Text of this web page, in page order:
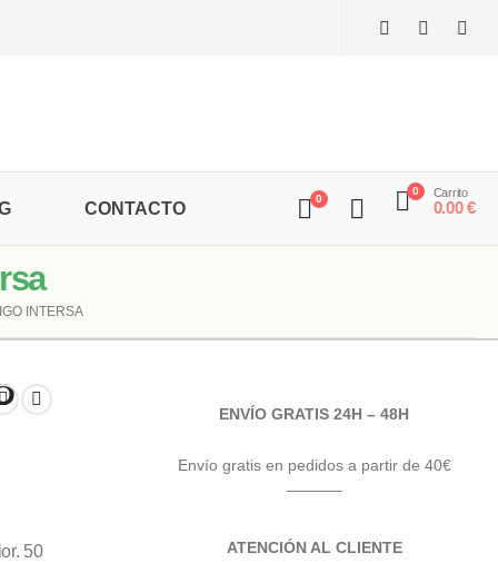
CONTACTO
0
0 Carrito
0.00€
INTERSA
50
ENVÍO GRATIS 24H – 48H
Envío gratis en pedidos a partir de 40€
———–
ATENCIÓN AL CLIENTE